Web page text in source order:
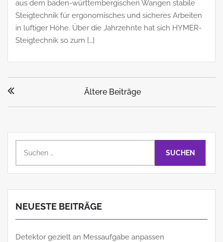
aus dem baden-württembergischen Wangen stabile
Steigtechnik für ergonomisches und sicheres Arbeiten
in luftiger Höhe. Über die Jahrzehnte hat sich HYMER-
Steigtechnik so zum […]
Beitragsnavigation
Ältere Beiträge
nach:
NEUESTE BEITRÄGE
Detektor gezielt an Messaufgabe anpassen